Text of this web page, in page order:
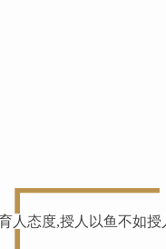
人态度,授人以鱼不如